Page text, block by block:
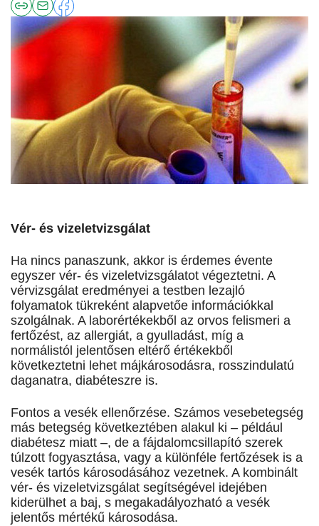
Vér- és vizeletvizsgálat
Ha nincs panaszunk, akkor is érdemes évente
egyszer vér- és vizeletvizsgálatot végeztetni. A
vérvizsgálat eredményei a testben lezajló
folyamatok tükreként alapvetőe információkkal
szolgálnak. A laborértékekből az orvos felismeri a
fertőzést, az allergiát, a gyulladást, míg a
normálistól jelentősen eltérő értékekből
következtetni lehet májkárosodásra, rosszindulatú
daganatra, diabéteszre is.
Fontos a vesék ellenőrzése. Számos vesebetegség
más betegség következtében alakul ki – például
diabétesz miatt –, de a fájdalomcsillapító szerek
túlzott fogyasztása, vagy a különféle fertőzések is a
vesék tartós károsodásához vezetnek. A kombinált
vér- és vizeletvizsgálat segítségével idejében
kiderülhet a baj, s megakadályozható a vesék
jelentős mértékű károsodása.